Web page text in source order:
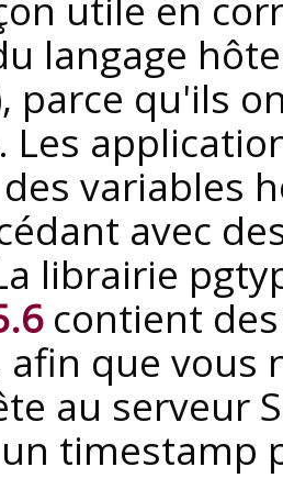
langage
parce qu'ils
Les
variables
avec
librairie
contient
afin que vous
au serveur
timestamp